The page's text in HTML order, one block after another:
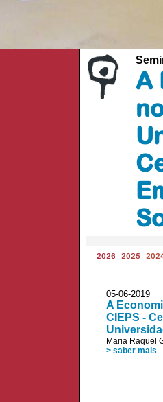
A
2026 2025
05-06-
A
CIEPS -
Maria Raquel
> saber mais